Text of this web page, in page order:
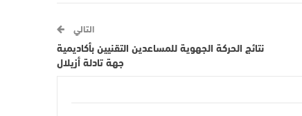
التالي
نتائج الحركة الجهوية للمساعدين التقنيين بأكاديمية
جهة تادلة أزيلال